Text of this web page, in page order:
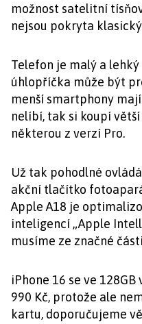
možnost satelitní
nejsou pokryta
Telefon je malý a lehký
úhlopříčka může být
menší smartphony
nelíbí, tak si koupí
některou z verzí Pro.
Už tak pohodlné
akční tlačítko
Apple A18 je
inteligencí „Apple
musíme ze značné
iPhone 16 se ve
990 Kč, protože ale
kartu, doporučujeme